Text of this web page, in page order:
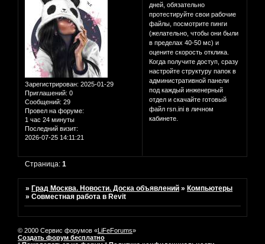
Зарегистрирован: 2025-01-29
Приглашений: 0
Сообщений: 29
Провел на форуме:
1 час 24 минуты
Последний визит:
2026-07-25 14:11:21
дней, обязательно
протестируйте свои рабочие
файлы, посмотрите пинги
(желательно, чтобы они были
в пределах 40-50 мс) и
оцените скорость отклика.
Когда получите доступ, сразу
настройте структуру папок в
административной панели
под каждый инженерный
отдел и скачайте готовый
файл rsn.ini в личном
кабинете.
Страница:1
» Град Москва. Новости. Доска объявлений » Компьютеры
»Совместная работа в Revit
© 2000 Сервис форумов «LiFeForums»
Создать форум бесплатно